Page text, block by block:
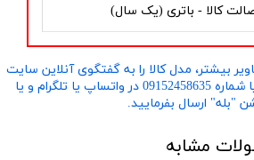
کالا - باتری (یک سال)
بیشتر، مدل کالا را به گفتگوی آنلاین سایت
​​​​​​​(سمت چپ پایین صفحه) و یا شماره 09152458635 در واتساپ یا تلگرام و یا
"بله" ارسال بفرمایید.
مشابه